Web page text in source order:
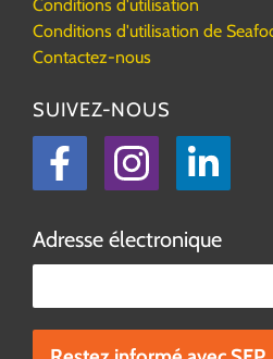
Conditions d'utilisation
Conditions d'utilisation de
Contactez-nous
SUIVEZ-NOUS
Facebook
Adresse électronique